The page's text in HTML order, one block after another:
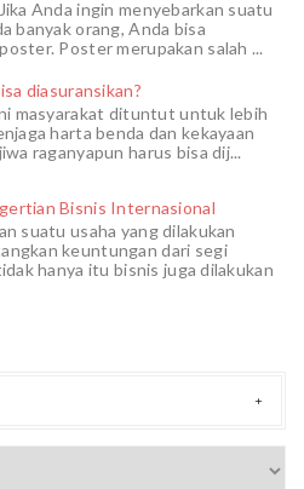
Anda ingin menyebarkan suatu
banyak orang, Anda bisa
Poster merupakan salah ...
diasuransikan?
masyarakat dituntut untuk lebih
harta benda dan kekayaan
raganyapun harus bisa dij...
Bisnis Internasional
suatu usaha yang dilakukan
keuntungan dari segi
hanya itu bisnis juga dilakukan